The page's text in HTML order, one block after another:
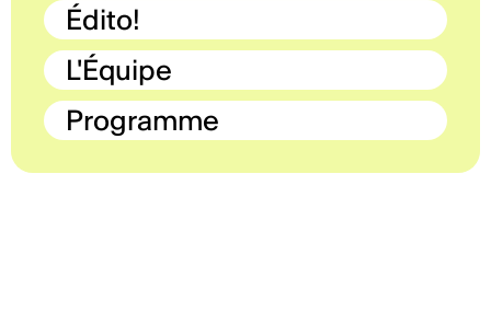
Édito!
L'Équipe
Programme